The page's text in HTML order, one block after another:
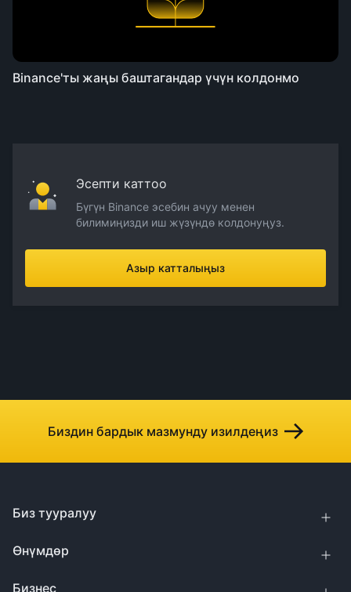
Binance'ты жаңы баштагандар үчүн колдонмо
Эсепти каттоо
Бүгүн Binance эсебин ачуу менен
билимиңизди иш жүзүндө колдонуңуз.
Азыр катталыңыз
Биздин бардык мазмунду изилдеңиз
Биз тууралуу
Өнүмдөр
Бизнес